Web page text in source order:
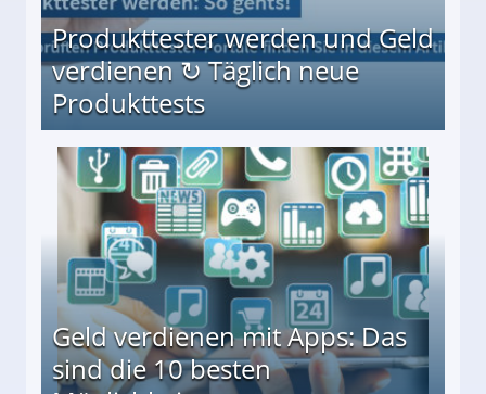
Produkttester werden und Geld
verdienen ↻ Täglich neue
Produkttests
↻ Täglich neue Produkttests
Geld verdienen mit Apps: Das
sind die 10 besten